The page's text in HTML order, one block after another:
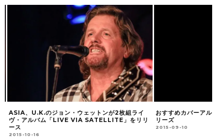
ASIA、U.K.のジョン・ウェットンが2枚組ライ
ヴ・アルバム「LIVE VIA SATELLITE」をリリ
ース
2015-10-16
おすすめカバーアル
リーズ
2015-09-10